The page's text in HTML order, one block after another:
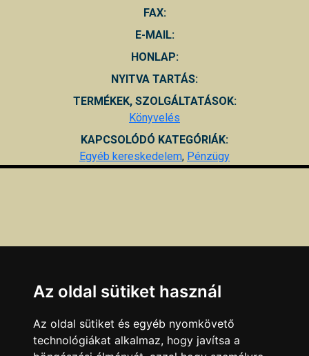
FAX:
E-MAIL:
HONLAP:
NYITVA TARTÁS:
TERMÉKEK, SZOLGÁLTATÁSOK:
Könyvelés
KAPCSOLÓDÓ KATEGÓRIÁK:
Egyéb kereskedelem, Pénzügy
Az oldal sütiket használ
Az oldal sütiket és egyéb nyomkövető
technológiákat alkalmaz, hogy javítsa a